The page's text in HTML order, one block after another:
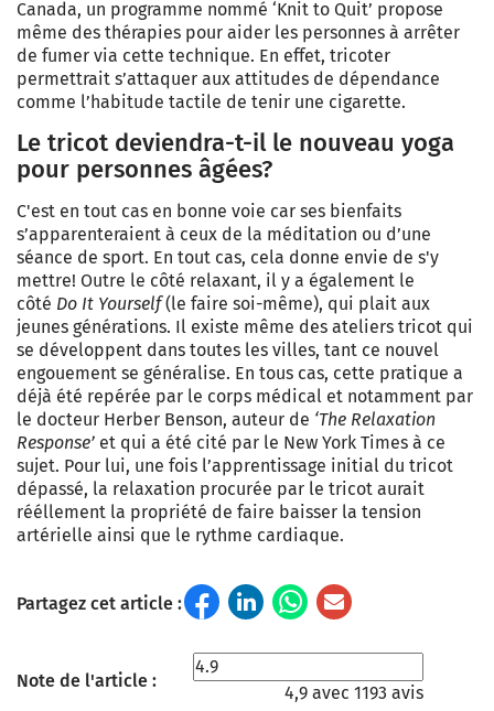
Canada, un programme nommé ‘Knit to Quit’ propose
même des thérapies pour aider les personnes à arrêter
de fumer via cette technique. En effet, tricoter
permettrait s’attaquer aux attitudes de dépendance
comme l’habitude tactile de tenir une cigarette.
Le tricot deviendra-t-il le nouveau yoga
pour personnes âgées?
C'est en tout cas en bonne voie car ses bienfaits
s’apparenteraient à ceux de la méditation ou d’une
séance de sport. En tout cas, cela donne envie de s'y
mettre! Outre le côté relaxant, il y a également le
côté Do It Yourself(le faire soi-même), qui plait aux
jeunes générations. Il existe même des ateliers tricot qui
se développent dans toutes les villes, tant ce nouvel
engouement se généralise. En tous cas, cette pratique a
déjà été repérée par le corps médical et notamment par
le docteur Herber Benson, auteur de ‘The Relaxation
Response’ et qui a été cité par le New York Times à ce
sujet. Pour lui, une fois l’apprentissage initial du tricot
dépassé, la relaxation procurée par le tricot aurait
rééllement la propriété de faire baisser la tension
artérielle ainsi que le rythme cardiaque.
Partagez cet article :
Note de l'article :
4,9 avec 1193 avis